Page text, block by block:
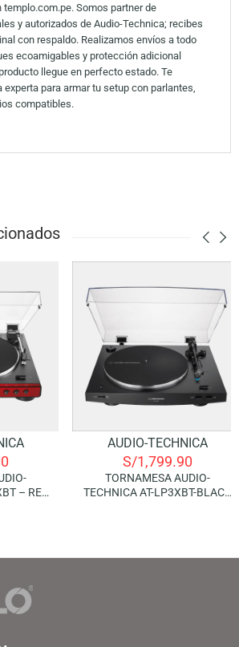
Somos partner de
y autorizados de Audio-Technica; recibes
con respaldo. Realizamos envíos a todo
ecoamigables y protección adicional
llegue en perfecto estado. Te
experta para armar tu setup con parlantes,
compatibles.
– RED
AUDIO-TECHNICA
S/1,799.90
TORNAMESA AUDIO-
TECHNICA AT-LP3XBT-BLACK